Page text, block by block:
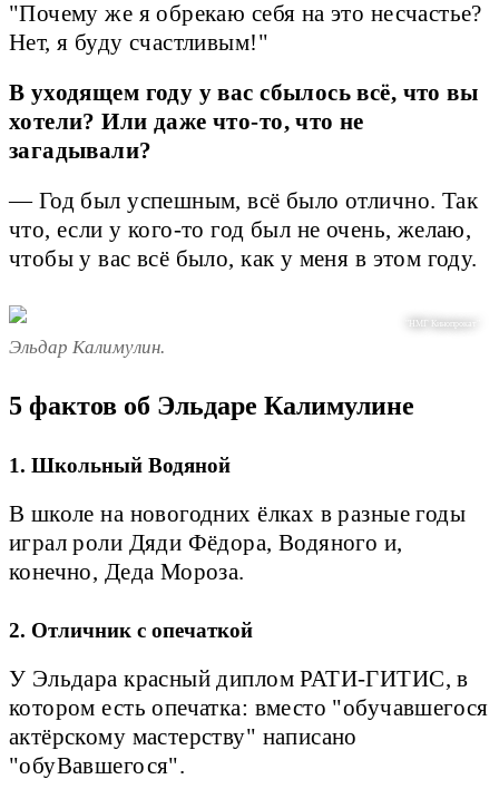
"Почему же я обрекаю себя на это несчастье?
Нет, я буду счастливым!"
В уходящем году у вас сбылось всё, что вы
хотели? Или даже что-то, что не
загадывали?
— Год был успешным, всё было отлично. Так
что, если у кого-то год был не очень, желаю,
чтобы у вас всё было, как у меня в этом году.
"НМГ Кинопрокат"
Эльдар Калимулин.
5 фактов об Эльдаре Калимулине
1. Школьный Водяной
В школе на новогодних ёлках в разные годы
играл роли Дяди Фёдора, Водяного и,
конечно, Деда Мороза.
2. Отличник с опечаткой
У Эльдара красный диплом РАТИ-ГИТИС, в
котором есть опечатка: вместо "обучавшегося
актёрскому мастерству" написано
"обуВавшегося".